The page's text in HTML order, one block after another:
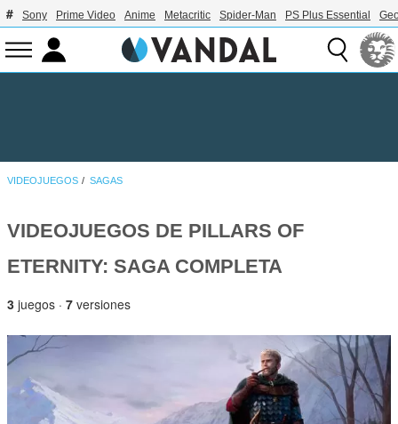
Sony Prime Video Anime Metacritic Spider-Man PS Plus Essential
VIDEOJUEGOS SAGAS
VIDEOJUEGOS DE PILLARS OF
ETERNITY: SAGA COMPLETA
3 juegos ·7 versiones